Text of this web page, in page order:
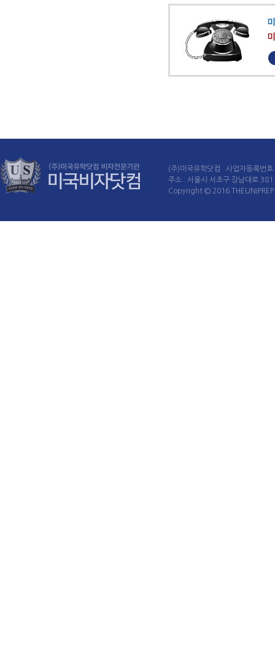
(주)미국유학닷컴 사업자등록번
주소 : 서울시 서초구 강남대로
Copyright © 2016